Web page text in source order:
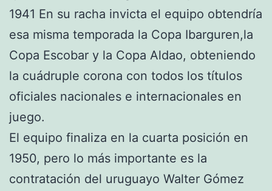
1941 En su racha invicta el equipo obtendría
esa misma temporada la Copa Ibarguren,la
Copa Escobar y la Copa Aldao, obteniendo
la cuádruple corona con todos los títulos
oficiales nacionales e internacionales en
juego.
El equipo finaliza en la cuarta posición en
1950, pero lo más importante es la
contratación del uruguayo Walter Gómez